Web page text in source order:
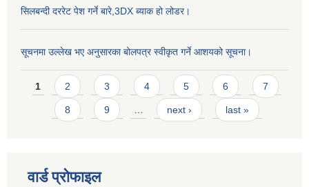
सिलबन्दी दररेट पेश गर्ने बारे,3DX ब्याक हो लोडर।
सूचनमा उल्लेख भए अनुसारका बोलपत्र स्वीकृत गर्ने आशयको सूचना।
Pages
1 2 3 4 5 6 7
8 9 next › last »
वार्ड प्राेफाइल